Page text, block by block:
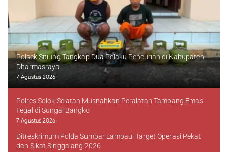
Polsek Sitiung Tangkap Dua Pelaku Pencurian di Kabupaten
Dharmasraya
7 Agustus 2026
Polres Solok Selatan Musnahkan Peralatan Tambang Emas
Ilegal di Sungai Bangko
7 Agustus 2026
Ditreskrimum Polda Sumbar Lampaui Target Operasi Pekat
dan Sikat Singgalang 2026